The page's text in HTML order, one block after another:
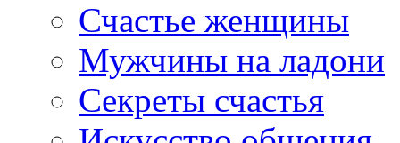
Счастье женщины
Мужчины на ладони
Секреты счастья